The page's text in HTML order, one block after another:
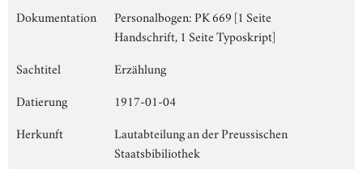
Dokumentation
Personalbogen: PK 669 [1 Seite
Handschrift, 1 Seite Typoskript]
Sachtitel
Erzählung
Datierung
1917-01-04
Herkunft
Lautabteilung an der Preussischen
Staatsbibiliothek